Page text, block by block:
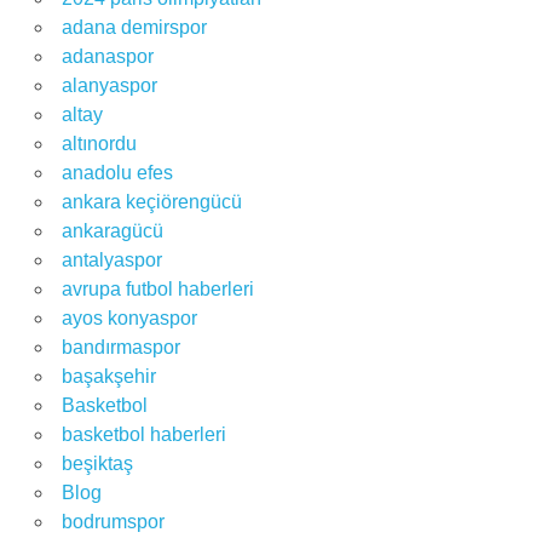
adana demirspor
adanaspor
alanyaspor
altay
altınordu
anadolu efes
ankara keçiörengücü
ankaragücü
antalyaspor
avrupa futbol haberleri
ayos konyaspor
bandırmaspor
başakşehir
Basketbol
basketbol haberleri
beşiktaş
Blog
bodrumspor